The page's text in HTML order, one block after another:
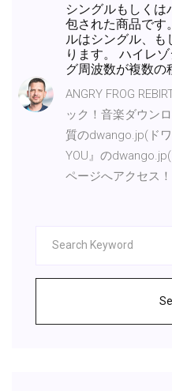
シングルもしくは
包された商品です
ルはシングル、も
ります。 ハイレ
グ周波数が複数の
ANGRY FROG
ック！音楽ダウン
質のdwango.jp(ド
YOU』の
ページへアクセス